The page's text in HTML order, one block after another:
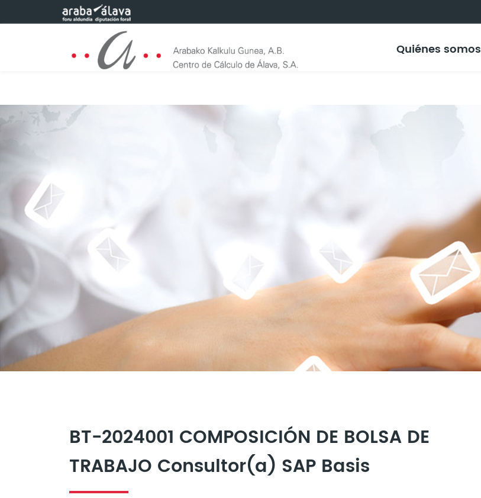
Saltar al contenido principal
Quiénes somos
BT-2024001 COMPOSICIÓN DE BOLSA DE
TRABAJO Consultor(a) SAP Basis